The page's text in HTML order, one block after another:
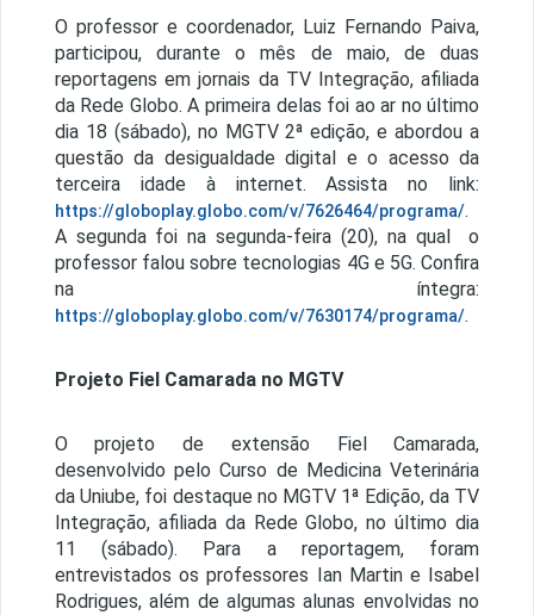
O professor e coordenador, Luiz Fernando Paiva,
participou, durante o mês de maio, de duas
reportagens em jornais da TV Integração, afiliada
da Rede Globo. A primeira delas foi ao ar no último
dia 18 (sábado), no MGTV 2ª edição, e abordou a
questão da desigualdade digital e o acesso da
terceira idade à internet. Assista no link:
https://globoplay.globo.com/v/7626464/programa/.
A segunda foi na segunda-feira (20), na qual o
professor falou sobre tecnologias 4G e 5G. Confira
na íntegra:
https://globoplay.globo.com/v/7630174/programa/.
Projeto Fiel Camarada no MGTV
O projeto de extensão Fiel Camarada,
desenvolvido pelo Curso de Medicina Veterinária
da Uniube, foi destaque no MGTV 1ª Edição, da TV
Integração, afiliada da Rede Globo, no último dia
11 (sábado). Para a reportagem, foram
entrevistados os professores Ian Martin e Isabel
Rodrigues, além de algumas alunas envolvidas no